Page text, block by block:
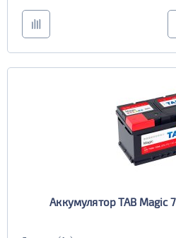
Аккумулятор TAB Magic